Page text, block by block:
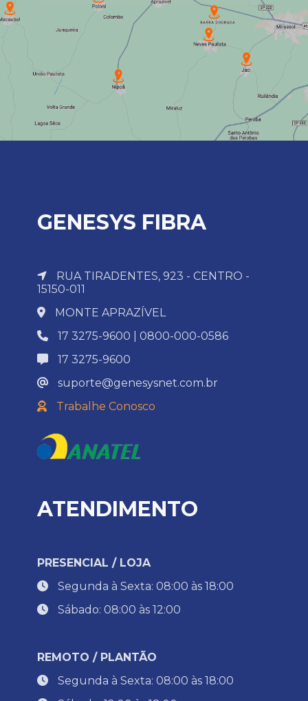
GENESYS FIBRA
RUA TIRADENTES, 923 - CENTRO -
15150-011
MONTE APRAZÍVEL
17 3275-9600 | 0800-000-0586
17 3275-9600
suporte@genesysnet.com.br
Trabalhe Conosco
ATENDIMENTO
PRESENCIAL / LOJA
Segunda à Sexta: 08:00 às 18:00
Sábado: 08:00 às 12:00
REMOTO / PLANTÃO
Segunda à Sexta: 08:00 às 18:00